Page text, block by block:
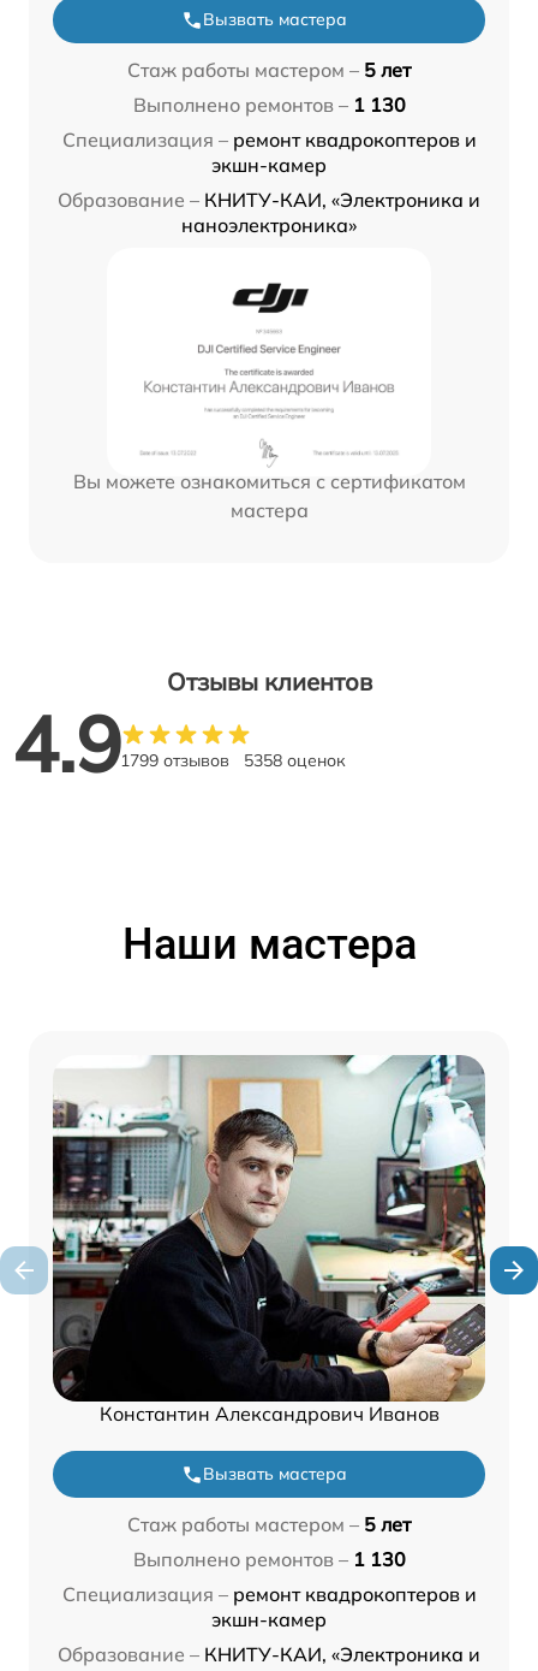
Вызвать мастера
Стаж работы мастером – 5 лет
Выполнено ремонтов – 1 130
Специализация – ремонт квадрокоптеров и
экшн-камер
Образование – КНИТУ-КАИ, «Электроника и
наноэлектроника»
Вы можете ознакомиться с сертификатом
мастера
Отзывы клиентов
4.91799 отзывов 5358 оценок
Наши мастера
Константин Александрович Иванов
Вызвать мастера
Стаж работы мастером – 5 лет
Выполнено ремонтов – 1 130
Специализация – ремонт квадрокоптеров и
экшн-камер
Образование – КНИТУ-КАИ, «Электроника и